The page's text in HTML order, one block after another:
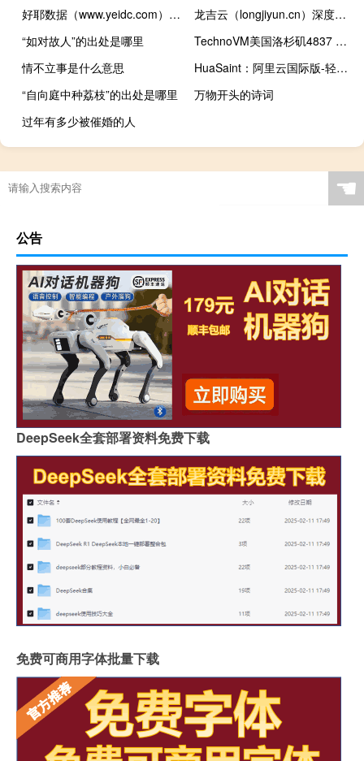
好耶数据（www.yeidc.com）福州华雄大厦数据中心测评——福建本土高性价比BGP云服务
龙吉云（longjiyun.cn）深度测评：济南历下区企业级云服务商，山东数字化转型核心伙伴
“如对故人”的出处是哪里
TechnoVM美国洛杉矶4837 VPS：24元/月，3TB月流量
情不立事是什么意思
HuaSaint：阿里云国际版-轻量应用服务器VPS-购买与测评教程-低至$3.5/月
“自向庭中种荔枝”的出处是哪里
万物开头的诗词
过年有多少被催婚的人
☚
公告
DeepSeek全套部署资料免费下载
免费可商用字体批量下载